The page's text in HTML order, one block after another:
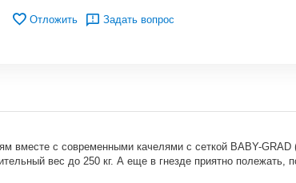
Отложить Задать вопрос
с современными качелями с сеткой BABY-GRAD
вес до 250 кг. А еще в гнезде приятно полежать,